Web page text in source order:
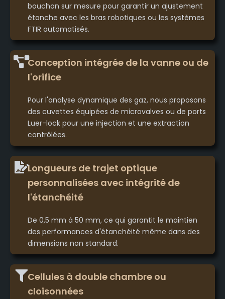
bouchon sur mesure pour garantir un ajustement
étanche avec les bras robotiques ou les systèmes
FTIR automatisés.
Conception intégrée de la vanne ou de
l'orifice
Pour l'analyse dynamique des gaz, nous proposons
des cuvettes équipées de microvalves ou de ports
Luer-lock pour une injection et une extraction
contrôlées.
Longueurs de trajet optique
personnalisées avec intégrité de
l'étanchéité
De 0,5 mm à 50 mm, ce qui garantit le maintien
des performances d'étanchéité même dans des
dimensions non standard.
Cellules à double chambre ou
cloisonnées